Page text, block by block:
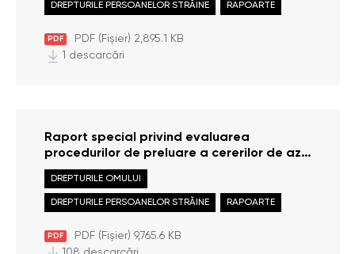
2024)
PDF PDF (Fișier) 2,895.1 KB
DREPTURILE PERSOANELOR STRĂINE RAPOARTE
1 descarcări
Raport special privind evaluarea
procedurilor de preluare a cererilor de azil
în Punctul de Trecere a Frontierei de Stat
„Aeroportul Internațional Chișinău” și
asigurarea drepturilor solicitanților de azil
în cadrul Centrului de cazare al
Inspectoratului General pentru Migrație
PDF PDF (Fișier) 9,765.6 KB
DREPTURILE OMULUI
DREPTURILE PERSOANELOR STRĂINE RAPOARTE